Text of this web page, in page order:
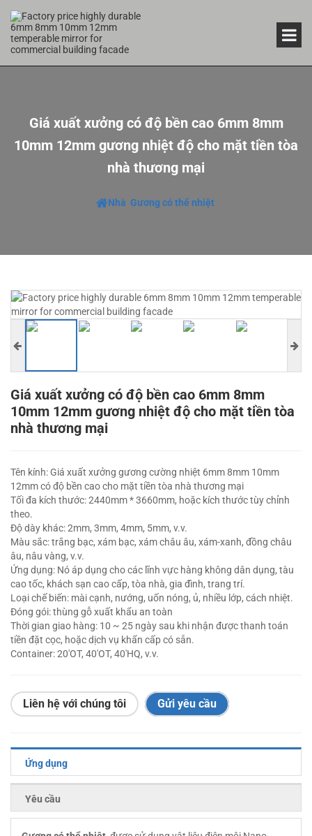
Giá xuất xưởng có độ bền cao 6mm 8mm
10mm 12mm gương nhiệt độ cho mặt tiền tòa
nhà thương mại
Nhà Gương có thể nhiệt
Giá xuất xưởng có độ bền cao 6mm 8mm
10mm 12mm gương nhiệt độ cho mặt tiền tòa
nhà thương mại
Tên kính: Giá xuất xưởng gương cường nhiệt 6mm 8mm 10mm
12mm có độ bền cao cho mặt tiền tòa nhà thương mại
Tối đa kích thước: 2440mm * 3660mm, hoặc kích thước tùy chỉnh
theo.
Độ dày khác: 2mm, 3mm, 4mm, 5mm, v.v.
Màu sắc: trắng bạc, xám bạc, xám châu âu, xám-xanh, đồng châu
âu, nâu vàng, v.v.
Ứng dụng: Nó áp dụng cho các lĩnh vực hàng không dân dụng, tàu
cao tốc, khách sạn cao cấp, tòa nhà, gia đình, trang trí.
Loại chế biến: mài cạnh, nướng, uốn nóng, ủ, nhiều lớp, cách nhiệt.
Đóng gói: thùng gỗ xuất khẩu an toàn
Thời gian giao hàng: 10 ~ 25 ngày sau khi nhận được thanh toán
tiền đặt cọc, hoặc dịch vụ khẩn cấp có sẵn.
Container: 20'OT, 40'OT, 40'HQ, v.v.
Liên hệ với chúng tôi Gửi yêu cầu
Ứng dụng
Yêu cầu